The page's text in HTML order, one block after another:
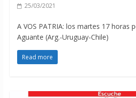
25/03/2021
A VOS PATRIA: los martes 17 horas
Aguante (Arg.-Uruguay-Chile)
Read more